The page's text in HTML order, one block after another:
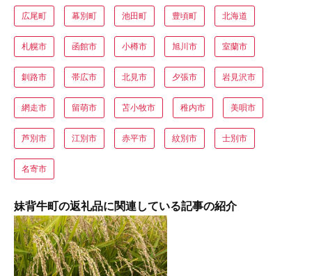
広尾町 幕別町 池田町 豊頃町 北海道
札幌市 函館市 小樽市 旭川市 室蘭市
釧路市 帯広市 北見市 夕張市 岩見沢市
網走市 留萌市 苫小牧市 稚内市 美唄市
芦別市 江別市 赤平市 紋別市 士別市
名寄市
妹背牛町の返礼品に関連している記事の紹介